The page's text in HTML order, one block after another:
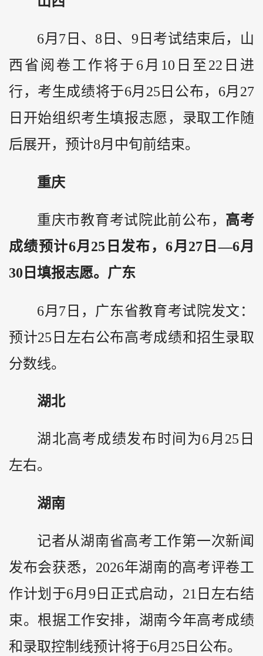
6月7日、8日、9日考试结束后，山
西省阅卷工作将于6月10日至22日进
行，考生成绩将于6月25日公布，6月27
日开始组织考生填报志愿，录取工作随
后展开，预计8月中旬前结束。
重庆
重庆市教育考试院此前公布， 高考
成绩预计6月25日发布，6月27日—6月
30日填报志愿。 广东
6月7日，广东省教育考试院发文：
预计25日左右公布高考成绩和招生录取
分数线。
湖北
湖北高考成绩发布时间为6月25日
左右。
湖南
记者从湖南省高考工作第一次新闻
发布会获悉，2026年湖南的高考评卷工
作计划于6月9日正式启动，21日左右结
束。根据工作安排，湖南今年高考成绩
和录取控制线预计将于6月25日公布。